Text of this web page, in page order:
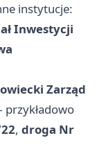
instytucje:
Inwestycji
Zarząd
, droga Nr